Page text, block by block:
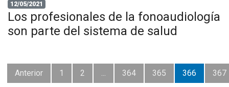
12/05/2021
Los profesionales de la fonoaudiología
son parte del sistema de salud
Anterior 1 2 ... 364 365 366 367